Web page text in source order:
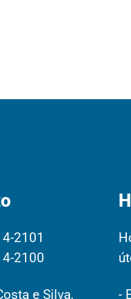
2101
2100
e Silva, -